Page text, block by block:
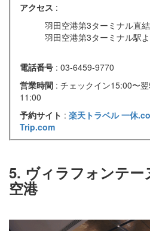
アクセス :
羽田空港第3ターミナル直結
羽田空港第3ターミナル駅
電話番号 : 03-6459-9770
営業時間 : チェックイン15:00〜
11:00
予約サイト : 楽天トラベル一休
Trip.com
5. ヴィラフォンテー
空港